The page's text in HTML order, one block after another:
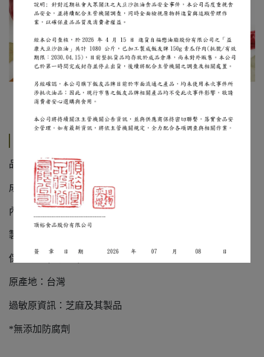
欲大量團購商品請洽客服專線04-23591278 電子商務部
品名：飯友牌芝麻醬
成分：白芝麻
內容量：230公克
製造日期：標示於罐蓋
保存期限(未開封)：常溫2年
原產地：台灣
過敏原資訊：芝麻及其製品
*無添加防腐劑